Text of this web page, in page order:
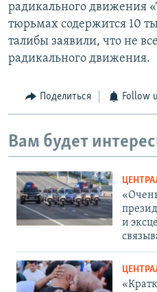
радикального движения
тюрьмах содержится 10
талибы заявили, что не
радикального движения.
Поделиться Follow
Вам будет
и